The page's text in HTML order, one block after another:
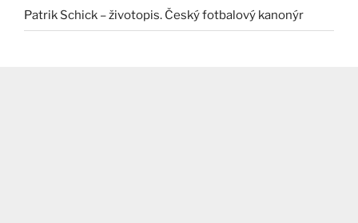
Patrik Schick – životopis. Český fotbalový kanonýr